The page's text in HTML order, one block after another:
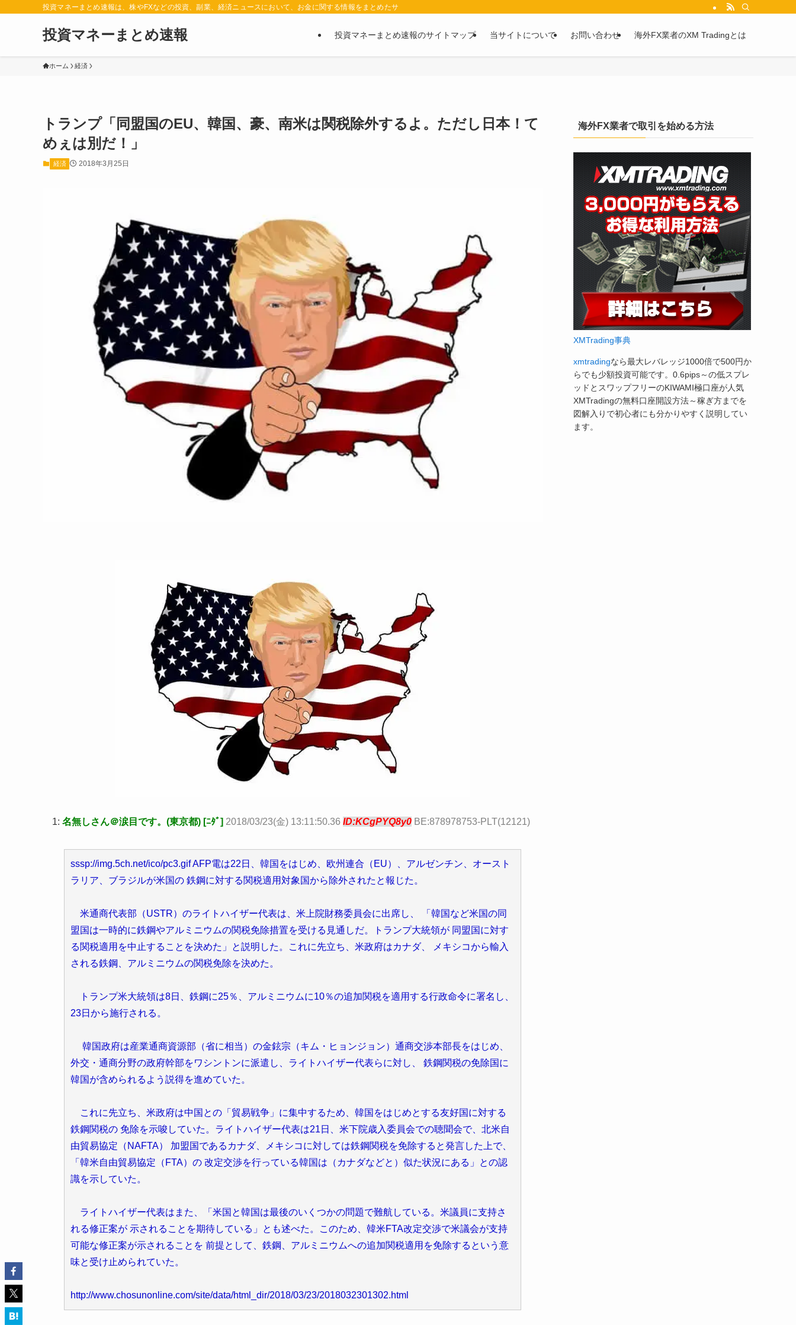
投資マネーまとめ速報は、株やFXなどの投資、副業、経済ニュースにおいて、お金に関する情報をまとめたサイトです。お金に関する情報の口コミや評判を2chや5chからピックアップしています。
投資マネーまとめ速報 投資マネーまとめ速報のサイトマップ 当サイトについて お問い合わせ 海外FX業者のXM Tradingとは
ホーム 経済
トランプ「同盟国のEU、韓国、豪、南米は関税除外するよ。ただし日本！て
めぇは別だ！」
経済 2018年3月25日
1: 名無しさん＠涙目です。(東京都) [ﾆﾀﾞ] 2018/03/23(金) 13:11:50.36 ID:KCgPYQ8y0 BE:878978753-PLT(12121)
sssp://img.5ch.net/ico/pc3.gif AFP電は22日、韓国をはじめ、欧州連合（EU）、アルゼンチン、オースト
ラリア、ブラジルが米国の 鉄鋼に対する関税適用対象国から除外されたと報じた。
米通商代表部（USTR）のライトハイザー代表は、米上院財務委員会に出席し、 「韓国など米国の同
盟国は一時的に鉄鋼やアルミニウムの関税免除措置を受ける見通しだ。トランプ大統領が 同盟国に対す
る関税適用を中止することを決めた」と説明した。これに先立ち、米政府はカナダ、 メキシコから輸入
される鉄鋼、アルミニウムの関税免除を決めた。
トランプ米大統領は8日、鉄鋼に25％、アルミニウムに10％の追加関税を適用する行政命令に署名し、
23日から施行される。
韓国政府は産業通商資源部（省に相当）の金鉉宗（キム・ヒョンジョン）通商交渉本部長をはじめ、
外交・通商分野の政府幹部をワシントンに派遣し、ライトハイザー代表らに対し、 鉄鋼関税の免除国に
韓国が含められるよう説得を進めていた。
これに先立ち、米政府は中国との「貿易戦争」に集中するため、韓国をはじめとする友好国に対する
鉄鋼関税の 免除を示唆していた。ライトハイザー代表は21日、米下院歳入委員会での聴聞会で、北米自
由貿易協定（NAFTA） 加盟国であるカナダ、メキシコに対しては鉄鋼関税を免除すると発言した上で、
「韓米自由貿易協定（FTA）の 改定交渉を行っている韓国は（カナダなどと）似た状況にある」との認
識を示していた。
ライトハイザー代表はまた、「米国と韓国は最後のいくつかの問題で難航している。米議員に支持さ
れる修正案が 示されることを期待している」とも述べた。このため、韓米FTA改定交渉で米議会が支持
可能な修正案が示されることを 前提として、鉄鋼、アルミニウムへの追加関税適用を免除するという意
味と受け止められていた。
http://www.chosunonline.com/site/data/html_dir/2018/03/23/2018032301302.html
海外FX業者で取引を始める方法
XMTrading事典
xmtradingなら最大レバレッジ1000倍で500円か
らでも少額投資可能です。0.6pips～の低スプレ
ッドとスワップフリーのKIWAMI極口座が人気
XMTradingの無料口座開設方法～稼ぎ方までを
図解入りで初心者にも分かりやすく説明してい
ます。